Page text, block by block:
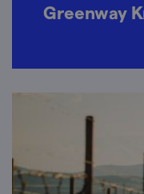
Greenway